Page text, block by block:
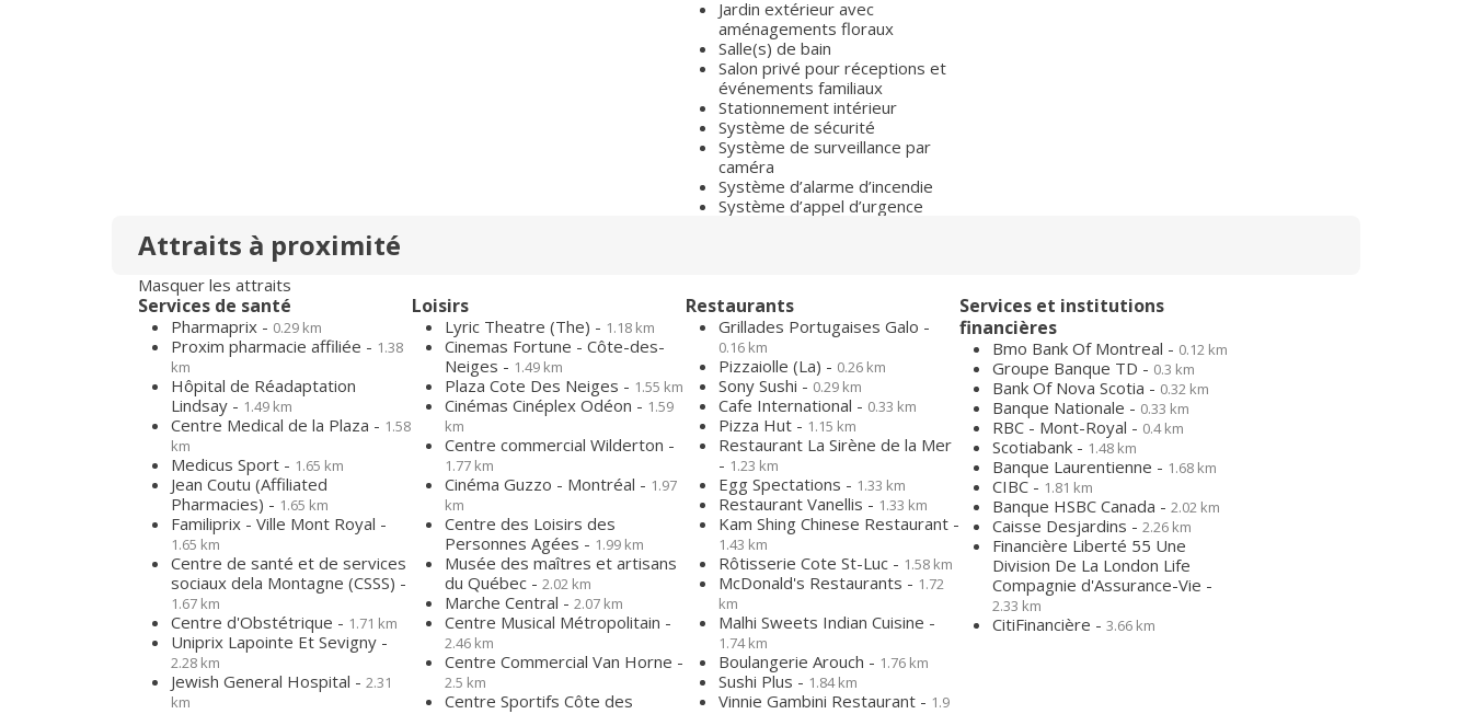
Jardin extérieur avec
aménagements floraux
Salle(s) de bain
Salon privé pour réceptions et
événements familiaux
Stationnement intérieur
Système de sécurité
Système de surveillance par
caméra
Système d’alarme d’incendie
Système d’appel d’urgence
Attraits à proximité
Masquer les attraits
Services de santé
Pharmaprix - 0.29 km
Proxim pharmacie affiliée - 1.38
km
Hôpital de Réadaptation
Lindsay - 1.49 km
Centre Medical de la Plaza - 1.58
km
Medicus Sport - 1.65 km
Jean Coutu (Affiliated
Pharmacies) - 1.65 km
Familiprix - Ville Mont Royal -
1.65 km
Centre de santé et de services
sociaux dela Montagne (CSSS) -
1.67 km
Centre d'Obstétrique - 1.71 km
Uniprix Lapointe Et Sevigny -
2.28 km
Jewish General Hospital - 2.31
km
Loisirs
Lyric Theatre (The) - 1.18 km
Cinemas Fortune - Côte-des-
Neiges - 1.49 km
Plaza Cote Des Neiges - 1.55 km
Cinémas Cinéplex Odéon - 1.59
km
Centre commercial Wilderton -
1.77 km
Cinéma Guzzo - Montréal - 1.97
km
Centre des Loisirs des
Personnes Agées - 1.99 km
Musée des maîtres et artisans
du Québec - 2.02 km
Marche Central - 2.07 km
Centre Musical Métropolitain -
2.46 km
Centre Commercial Van Horne -
2.5 km
Centre Sportifs Côte des
Restaurants
Grillades Portugaises Galo -
0.16 km
Pizzaiolle (La) - 0.26 km
Sony Sushi - 0.29 km
Cafe International - 0.33 km
Pizza Hut - 1.15 km
Restaurant La Sirène de la Mer
- 1.23 km
Egg Spectations - 1.33 km
Restaurant Vanellis - 1.33 km
Kam Shing Chinese Restaurant -
1.43 km
Rôtisserie Cote St-Luc - 1.58 km
McDonald's Restaurants - 1.72
km
Malhi Sweets Indian Cuisine -
1.74 km
Boulangerie Arouch - 1.76 km
Sushi Plus - 1.84 km
Vinnie Gambini Restaurant - 1.9
Services et institutions
financières
Bmo Bank Of Montreal - 0.12 km
Groupe Banque TD - 0.3 km
Bank Of Nova Scotia - 0.32 km
Banque Nationale - 0.33 km
RBC - Mont-Royal - 0.4 km
Scotiabank - 1.48 km
Banque Laurentienne - 1.68 km
CIBC - 1.81 km
Banque HSBC Canada - 2.02 km
Caisse Desjardins - 2.26 km
Financière Liberté 55 Une
Division De La London Life
Compagnie d'Assurance-Vie -
2.33 km
CitiFinancière - 3.66 km